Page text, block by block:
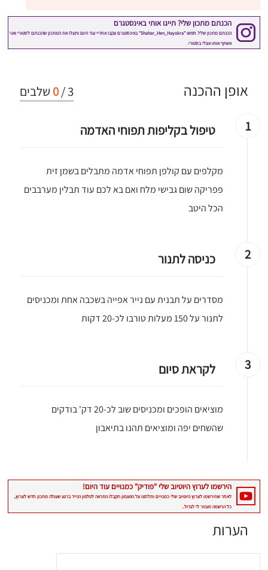
3
/
0 שלבים אופן ההכנה
1 טיפול בקליפות תפוחי האדמה
מקלפים עם קולפן תפוחי אדמה מתבלים בשמן זית
פפריקה שום גבישי מלח ואם בא לכם עוד תבלין מערבבים
הכל היטב
2 כניסה לתנור
מסדרים על תבנית עם נייר אפייה בשכבה אחת ומכניסים
לתנור על 150 מעלות טורבו לכ-20 דקות
3 לקראת סיום
מוציאים הופכים ומכניסים שוב לכ-20 דק' בודקים
שהשחים יפה ומוציאים תהנו בתיאבון
הערות